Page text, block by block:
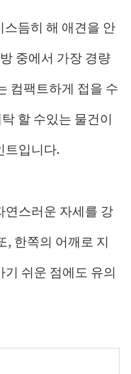
듬히 해 애견을 안
중에서 가장 경량
컴팩트하게 접을 수
할 수있는 물건이
트입니다.
연스러운 자세를 강
, 한쪽의 어깨로 지
쉬운 점에도 유의